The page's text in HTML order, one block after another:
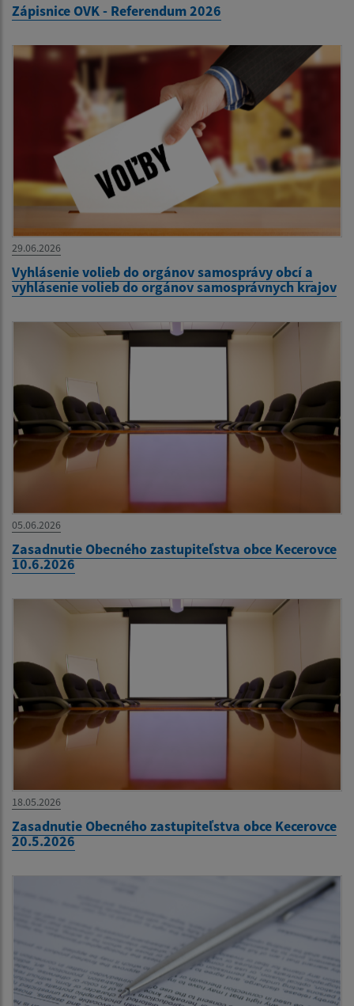
Zápisnice OVK - Referendum 2026
29.06.2026
Vyhlásenie volieb do orgánov samosprávy obcí a
vyhlásenie volieb do orgánov samosprávnych krajov
05.06.2026
Zasadnutie Obecného zastupiteľstva obce Kecerovce
10.6.2026
18.05.2026
Zasadnutie Obecného zastupiteľstva obce Kecerovce
20.5.2026